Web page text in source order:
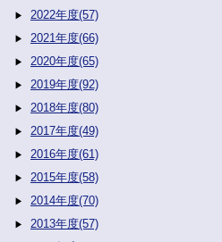
2022年度(57)
2021年度(66)
2020年度(65)
2019年度(92)
2018年度(80)
2017年度(49)
2016年度(61)
2015年度(58)
2014年度(70)
2013年度(57)